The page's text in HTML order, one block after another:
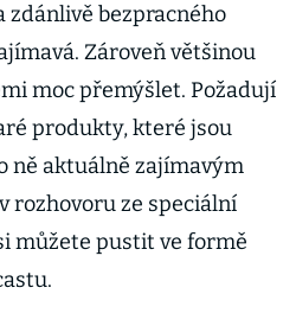
zdánlivě bezpracného
Zároveň většinou
moc přemýšlet. Požadují
produkty, které jsou
ně aktuálně zajímavým
rozhovoru ze speciální
můžete pustit ve formě